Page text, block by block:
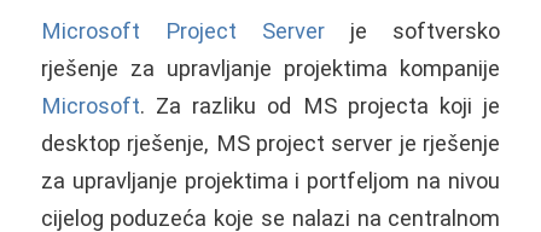
Microsoft Project Server je softversko
rješenje za upravljanje projektima kompanije
Microsoft. Za razliku od MS projecta koji je
desktop rješenje, MS project server je rješenje
za upravljanje projektima i portfeljom na nivou
cijelog poduzeća koje se nalazi na centralnom